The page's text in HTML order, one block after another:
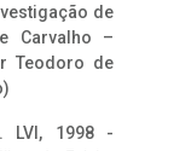
de
Carvalho –
Teodoro de
LVI, 1998 -